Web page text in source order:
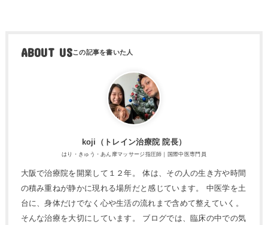
ABOUT US
koji（トレ​イン治療院 院長）
はり・きゅう・あん摩マッサージ指圧師｜国際中医専門員
大阪で治療院を開業して１２年。 体は、その人の生き方や時間
の積み重ねが静かに現れる場所だと感じています。 中医学を土
台に、身体だけでなく心や生活の流れまで含めて整えていく。
そんな治療を大切にしています。 ブログでは、臨床の中での気